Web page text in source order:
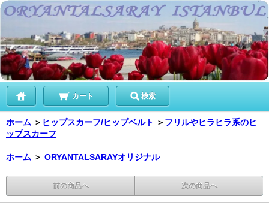
カート 検索
ホーム ＞ ヒップスカーフ/ヒップベルト ＞ フリルやヒラヒラ系のヒ
ップスカーフ
ホーム ＞ ORYANTALSARAYオリジナル
前の商品へ 次の商品へ